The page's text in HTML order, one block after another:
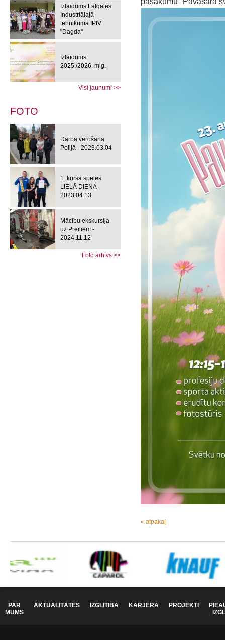
Izlaidums Latgales
Industriālajā
tehnikumā IPĪV
"Dagda"
Izlaidums
2025./2026. m.g.
Visi jaunumi >>
FOTO
Darba vērošana
Polijā - 2023.03.04
1. kursa spēles
LIELĀ DIENA -
2023.04.13
Mācību ekskursija
uz Preiļiem -
2024.11.12
Foto arhīvs >>
« atpakaļ
PAR
MUMS
AKTUALITĀTES IZGLĪTĪBA KARJERA PROJEKTI